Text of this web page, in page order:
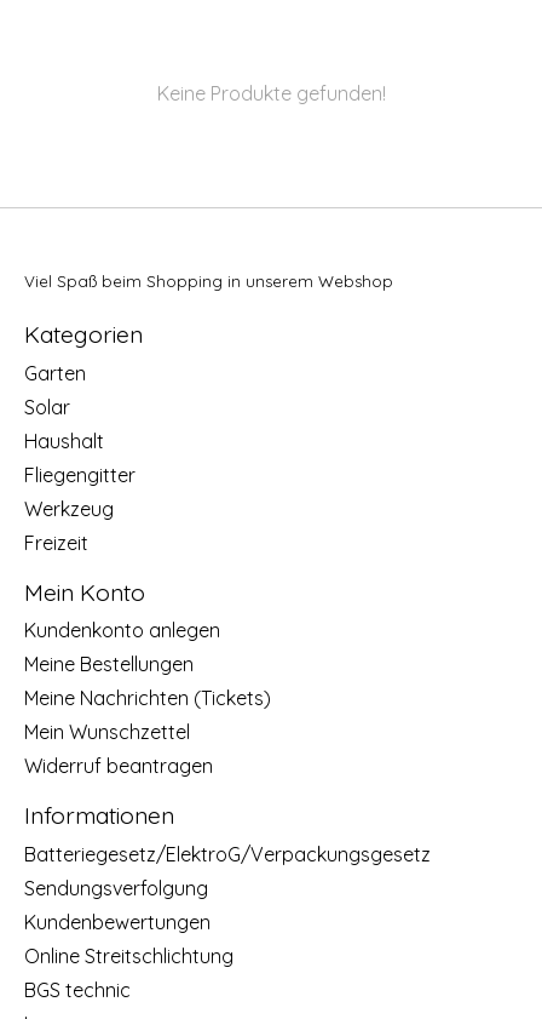
Keine Produkte gefunden!
Viel Spaß beim Shopping in unserem Webshop
Kategorien
Garten
Solar
Haushalt
Fliegengitter
Werkzeug
Freizeit
Mein Konto
Kundenkonto anlegen
Meine Bestellungen
Meine Nachrichten (Tickets)
Mein Wunschzettel
Widerruf beantragen
Informationen
Batteriegesetz/ElektroG/Verpackungsgesetz
Sendungsverfolgung
Kundenbewertungen
Online Streitschlichtung
BGS technic